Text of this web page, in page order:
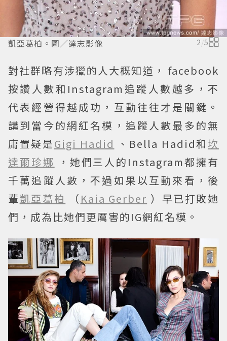
凱亞葛柏。圖／達志影像 2/5
對社群略有涉獵的人大概知道， facebook
按讚人數和Instagram追蹤人數越多，不
代表經營得越成功，互動往往才是關鍵。
講到當今的網紅名模，追蹤人數最多的無
庸置疑是Gigi Hadid 、Bella Hadid和 坎
達爾珍娜
，她們三人的Instagram都擁有
千萬追蹤人數，不過如果以互動來看，後
輩凱亞葛柏 （ Kaia Gerber ）早已打敗她
們，成為比她們更厲害的IG網紅名模。